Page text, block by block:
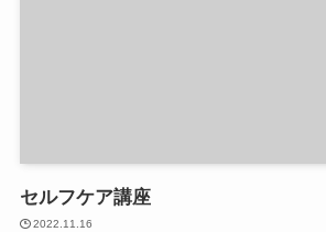
セルフケア講座
2022.11.16